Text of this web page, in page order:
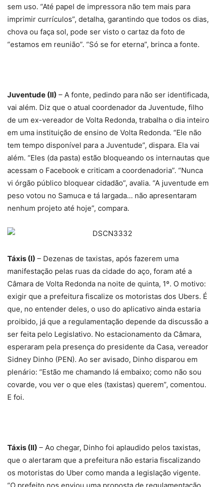
sem uso. “Até papel de impressora não tem mais para
imprimir currículos”, detalha, garantindo que todos os dias,
chova ou faça sol, pode ser visto o cartaz da foto de
“estamos em reunião”. “Só se for eterna”, brinca a fonte.
Juventude (II) – A fonte, pedindo para não ser identificada,
vai além. Diz que o atual coordenador da Juventude, filho
de um ex-vereador de Volta Redonda, trabalha o dia inteiro
em uma instituição de ensino de Volta Redonda. “Ele não
tem tempo disponível para a Juventude”, dispara. Ela vai
além. “Eles (da pasta) estão bloqueando os internautas que
acessam o Facebook e criticam a coordenadoria”. “Nunca
vi órgão público bloquear cidadão”, avalia. “A juventude em
peso votou no Samuca e tá largada… não apresentaram
nenhum projeto até hoje”, compara.
Táxis (I) – Dezenas de taxistas, após fazerem uma
manifestação pelas ruas da cidade do aço, foram até a
Câmara de Volta Redonda na noite de quinta, 1º. O motivo:
exigir que a prefeitura fiscalize os motoristas dos Ubers. É
que, no entender deles, o uso do aplicativo ainda estaria
proibido, já que a regulamentação depende da discussão a
ser feita pelo Legislativo. No estacionamento da Câmara,
esperaram pela presença do presidente da Casa, vereador
Sidney Dinho (PEN). Ao ser avisado, Dinho disparou em
plenário: “Estão me chamando lá embaixo; como não sou
covarde, vou ver o que eles (taxistas) querem”, comentou.
E foi.
Táxis (II) – Ao chegar, Dinho foi aplaudido pelos taxistas,
que o alertaram que a prefeitura não estaria fiscalizando
os motoristas do Uber como manda a legislação vigente.